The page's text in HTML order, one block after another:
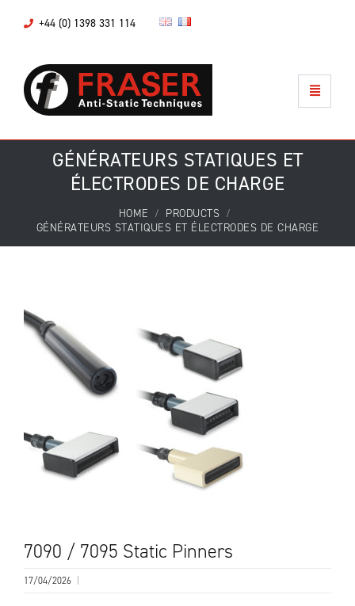
+44 (0) 1398 331 114
GÉNÉRATEURS STATIQUES ET
ÉLECTRODES DE CHARGE
HOME
PRODUCTS
GÉNÉRATEURS STATIQUES ET ÉLECTRODES DE CHARGE
7090 / 7095 Static Pinners
17/04/2026